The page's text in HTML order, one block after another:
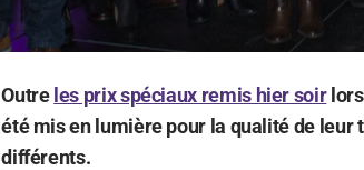
Outreles prix spéciaux remis hier soirlors
été mis en lumière pour la qualité de
différents.